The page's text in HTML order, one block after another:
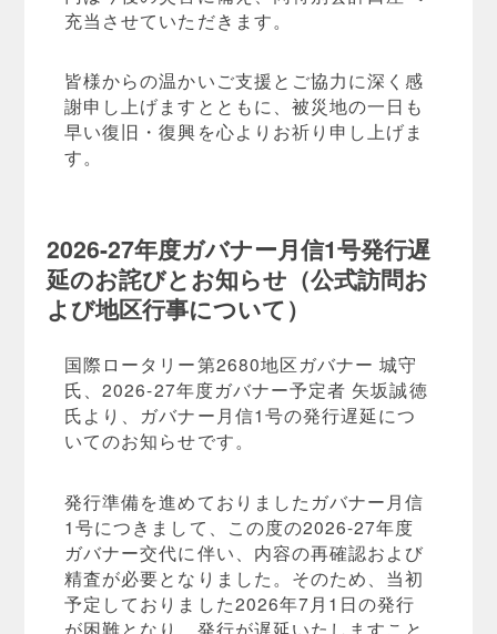
充当させていただきます。
皆様からの温かいご支援とご協力に深く感
謝申し上げますとともに、被災地の一日も
早い復旧・復興を心よりお祈り申し上げま
す。
2026-27年度ガバナー月信1号発行遅
延のお詫びとお知らせ（公式訪問お
よび地区行事について）
国際ロータリー第2680地区ガバナー 城守
氏、2026-27年度ガバナー予定者 矢坂誠徳
氏より、ガバナー月信1号の発行遅延につ
いてのお知らせです。
発行準備を進めておりましたガバナー月信
1号につきまして、この度の2026-27年度
ガバナー交代に伴い、内容の再確認および
精査が必要となりました。そのため、当初
予定しておりました2026年7月1日の発行
が困難となり、発行が遅延いたしますこと